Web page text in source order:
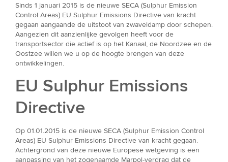
Sinds 1 januari 2015 is de nieuwe SECA (Sulphur Emission
Control Areas) EU Sulphur Emissions Directive van kracht
gegaan aangaande de uitstoot van zwaveldamp door schepen.
Aangezien dit aanzienlijke gevolgen heeft voor de
transportsector die actief is op het Kanaal, de Noordzee en de
Oostzee willen we u op de hoogte brengen van deze
ontwikkelingen.
EU Sulphur Emissions
Directive
Op 01.01.2015 is de nieuwe SECA (Sulphur Emission Control
Areas) EU Sulphur Emissions Directive van kracht gegaan.
Achtergrond van deze nieuwe Europese wetgeving is een
aanpassing van het zogenaamde Marpol-verdrag dat de